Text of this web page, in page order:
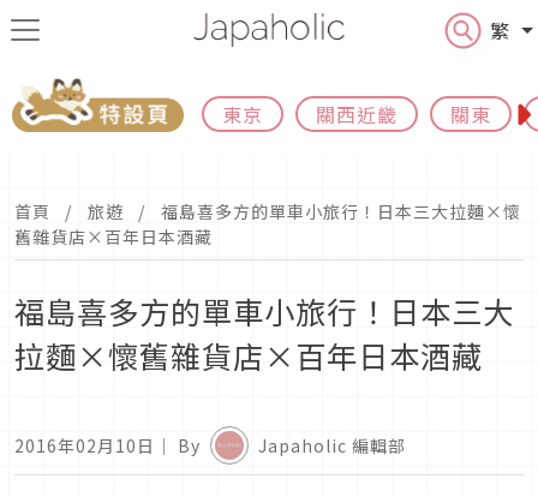
繁
東京 關西近畿 關東
首頁 旅遊
福島喜多方的單車小旅行！日本三大拉麵×懷
舊雜貨店×百年日本酒藏
福島喜多方的單車小旅行！日本三大
拉麵×懷舊雜貨店×百年日本酒藏
2016年02月10日 ｜ By Japaholic 編輯部